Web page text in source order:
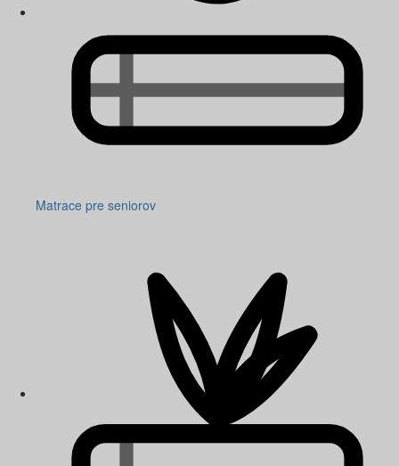
Matrace pre seniorov